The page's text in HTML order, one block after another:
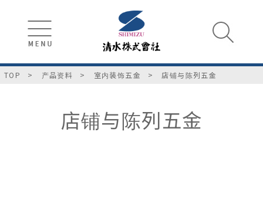
TOP 产品资料 室内装饰五金 店铺与陈列五金
店铺与陈列五金